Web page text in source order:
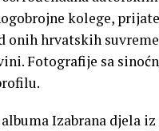
kolege,
onih hrvatskih
Fotografije sa
Izabrana djela